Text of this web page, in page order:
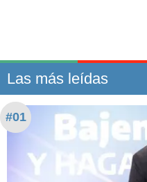
Las más leídas
#01